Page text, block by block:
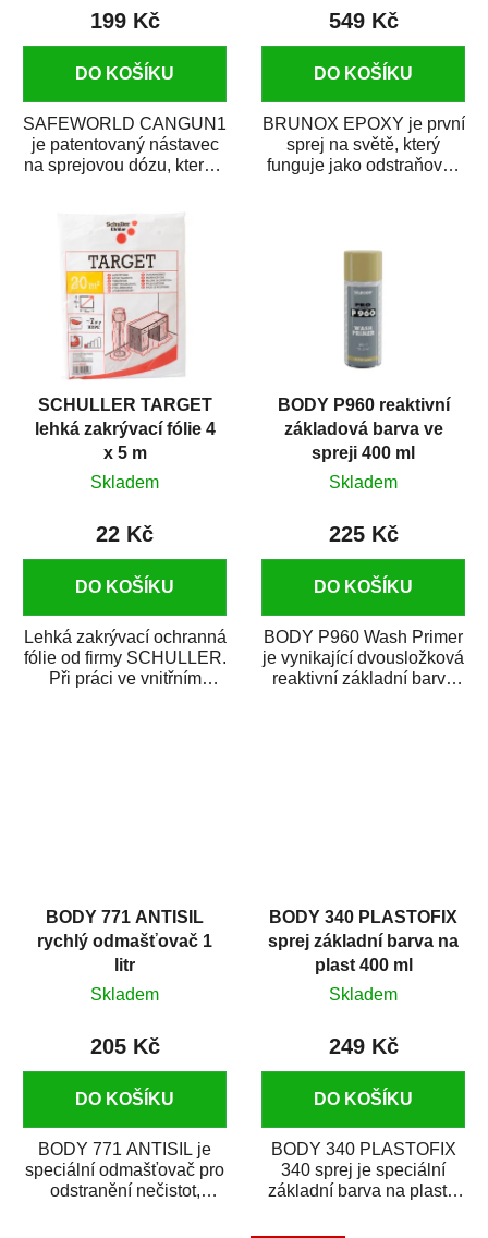
199 Kč
DO KOŠÍKU
SAFEWORLD CANGUN1
je patentovaný nástavec
na sprejovou dózu, který ji
549 Kč
DO KOŠÍKU
BRUNOX EPOXY je první
sprej na světě, který
funguje jako odstraňovač
SCHULLER TARGET
lehká zakrývací fólie 4
x 5 m
Skladem
22 Kč
DO KOŠÍKU
Lehká zakrývací ochranná
fólie od firmy SCHULLER.
Při práci ve vnitřním
BODY P960 reaktivní
základová barva ve
spreji 400 ml
Skladem
225 Kč
DO KOŠÍKU
BODY P960 Wash Primer
je vynikající dvousložková
reaktivní základní barva
BODY 771 ANTISIL
rychlý odmašťovač 1
litr
Skladem
205 Kč
DO KOŠÍKU
BODY 771 ANTISIL je
speciální odmašťovač pro
odstranění nečistot,
BODY 340 PLASTOFIX
sprej základní barva na
plast 400 ml
Skladem
249 Kč
DO KOŠÍKU
BODY 340 PLASTOFIX
340 sprej je speciální
základní barva na plasty,
vrchních...